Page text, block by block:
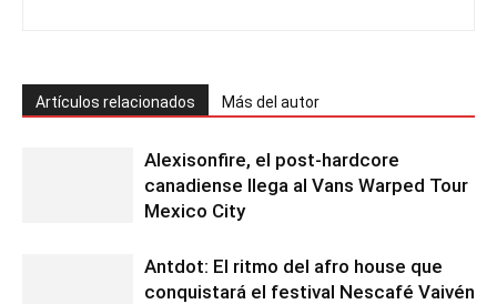
Artículos relacionados Más del autor
Alexisonfire, el post-hardcore
canadiense llega al Vans Warped Tour
Mexico City
Antdot: El ritmo del afro house que
conquistará el festival Nescafé Vaivén